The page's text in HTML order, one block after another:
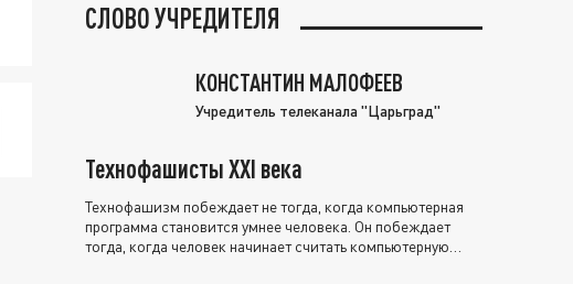
СЛОВО УЧРЕДИТЕЛЯ
КОНСТАНТИН МАЛОФЕЕВ
Учредитель телеканала "Царьград"
Технофашисты XXI века
Технофашизм побеждает не тогда, когда компьютерная
программа становится умнее человека. Он побеждает
тогда, когда человек начинает считать компьютерную